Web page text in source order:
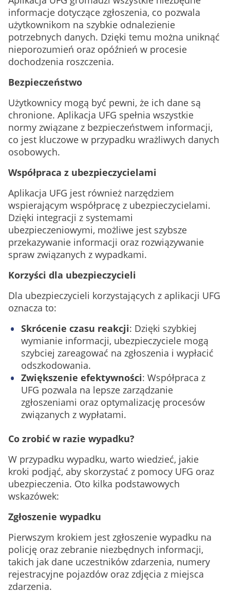
informacje dotyczące zgłoszenia, co pozwala
użytkownikom na szybkie odnalezienie
potrzebnych danych. Dzięki temu można uniknąć
nieporozumień oraz opóźnień w procesie
dochodzenia roszczenia.
Bezpieczeństwo
Użytkownicy mogą być pewni, że ich dane są
chronione. Aplikacja UFG spełnia wszystkie
normy związane z bezpieczeństwem informacji,
co jest kluczowe w przypadku wrażliwych danych
osobowych.
Współpraca z ubezpieczycielami
Aplikacja UFG jest również narzędziem
wspierającym współpracę z ubezpieczycielami.
Dzięki integracji z systemami
ubezpieczeniowymi, możliwe jest szybsze
przekazywanie informacji oraz rozwiązywanie
spraw związanych z wypadkami.
Korzyści dla ubezpieczycieli
Dla ubezpieczycieli korzystających z aplikacji UFG
oznacza to:
Skrócenie czasu reakcji: Dzięki szybkiej
wymianie informacji, ubezpieczyciele mogą
szybciej zareagować na zgłoszenia i wypłacić
odszkodowania.
Zwiększenie efektywności: Współpraca z
UFG pozwala na lepsze zarządzanie
zgłoszeniami oraz optymalizację procesów
związanych z wypłatami.
Co zrobić w razie wypadku?
W przypadku wypadku, warto wiedzieć, jakie
kroki podjąć, aby skorzystać z pomocy UFG oraz
ubezpieczenia. Oto kilka podstawowych
wskazówek:
Zgłoszenie wypadku
Pierwszym krokiem jest zgłoszenie wypadku na
policję oraz zebranie niezbędnych informacji,
takich jak dane uczestników zdarzenia, numery
rejestracyjne pojazdów oraz zdjęcia z miejsca
zdarzenia.